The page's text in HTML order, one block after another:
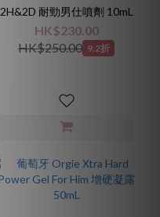
2H&2D 耐勁男仕噴劑 10mL
HK$230.00
HK$250.00 9.2折